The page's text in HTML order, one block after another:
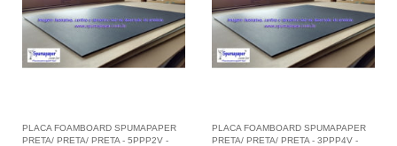
PLACA FOAMBOARD SPUMAPAPER
PRETA/ PRETA/ PRETA - 5PPP2V -
PLACA FOAMBOARD SPUMAPAPER
PRETA/ PRETA/ PRETA - 3PPP4V -